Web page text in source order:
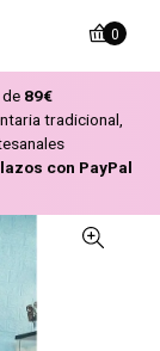
89€
tradicional,
con PayPal
0